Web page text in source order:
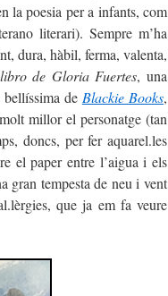
la poesia per a infants, com
literari). Sempre m’ha
dura, hàbil, ferma, valenta,
de Gloria Fuertes, una
de Blackie Books,
millor el personatge (tan
doncs, per fer aquarel.les
el paper entre l’aigua i els
gran tempesta de neu i vent
que ja em fa veure